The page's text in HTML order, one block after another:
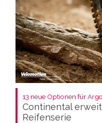
13 neue Optionen für
Continental
Reifenserie